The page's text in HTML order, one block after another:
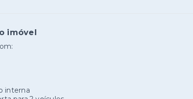
imóvel
interna